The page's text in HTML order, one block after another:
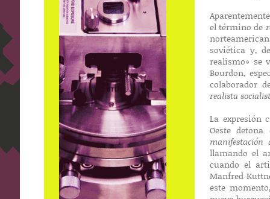
el término de
soviética y,
realismo» se
Bourdon,
colaborador
realista
La expresión
Oeste
llamando el
cuando el
Manfred
este